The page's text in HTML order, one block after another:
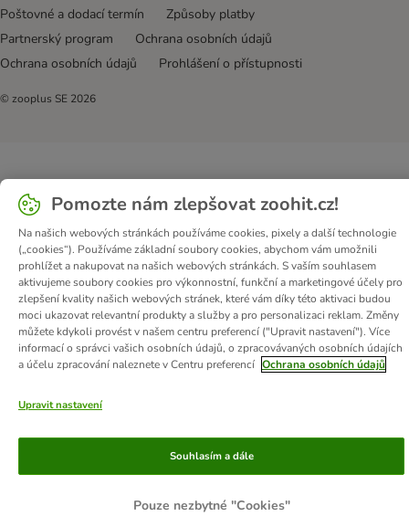
Poštovné a dodací termín
Způsoby platby
Partnerský program
Ochrana osobních údajů
Ochrana osobních údajů
Prohlášení o přístupnosti
© zooplus SE 2026
Pomozte nám zlepšovat zoohit.cz!
Na našich webových stránkách používáme cookies, pixely a další technologie
(„cookies“). Používáme základní soubory cookies, abychom vám umožnili
prohlížet a nakupovat na našich webových stránkách. S vaším souhlasem
aktivujeme soubory cookies pro výkonnostní, funkční a marketingové účely pro
zlepšení kvality našich webových stránek, které vám díky této aktivaci budou
moci ukazovat relevantní produkty a služby a pro personalizaci reklam. Změny
můžete kdykoli provést v našem centru preferencí ("Upravit nastavení"). Více
informací o správci vašich osobních údajů, o zpracovávaných osobních údajích
a účelu zpracování naleznete v Centru preferencí Ochrana osobních údajů
Upravit nastavení
Pouze nezbytné "Cookies"
Souhlasím a dále